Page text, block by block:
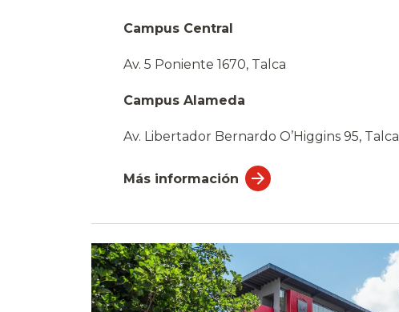
Campus Central
Av. 5 Poniente 1670, Talca
Campus Alameda
Av. Libertador Bernardo O’Higgins 95, Talca
Más información